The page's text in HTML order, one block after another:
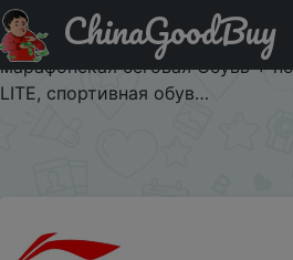
Придбати по акціи Li-Ning/
стабильности,
марафонская беговая Обувь +
LITE, спортивная обув…
ChinaGoodBuy